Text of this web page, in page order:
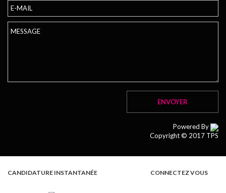
Powered By
Copyright © 2017 TPS
CANDIDATURE INSTANTANÉE CONNECTEZ VOUS